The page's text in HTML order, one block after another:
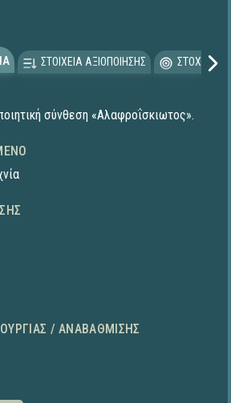
ΣΤΟΙΧΕΙΑ ΑΞΙΟΠΟΙΗΣΗΣ
σύνθεση «Αλαφροΐσκιωτος».
/ ΑΝΑΒΆΘΜΙΣΗΣ